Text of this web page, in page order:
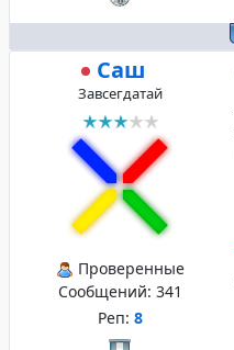
Саш
Завсегдатай
Проверенные
Сообщений: 341
Реп: 8